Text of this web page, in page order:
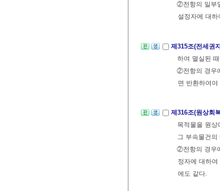
②전항의 일부
설정자에 대
제315조(전세권
하여 멸실된
②전항의 경우
면 반환하여
제316조(원상회
목적물을 원
그 부속물건
②전항의 경우
정자에 대하
에도 같다.